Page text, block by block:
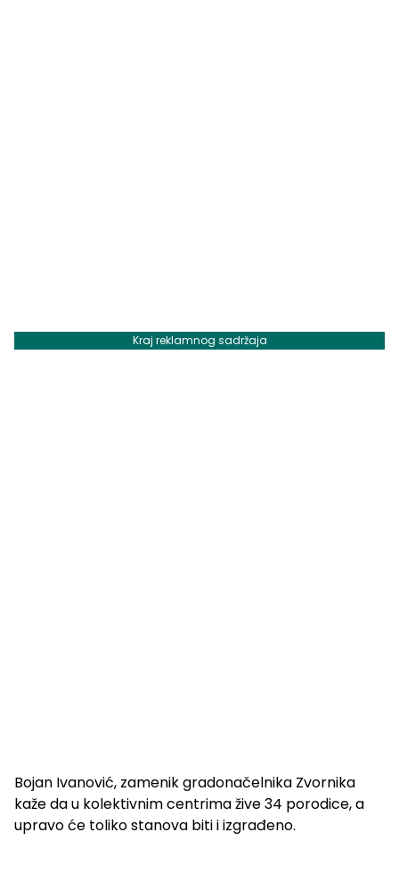
Kraj reklamnog sadržaja
Bojan Ivanović, zamenik gradonačelnika Zvornika
kaže da u kolektivnim centrima žive 34 porodice, a
upravo će toliko stanova biti i izgrađeno.